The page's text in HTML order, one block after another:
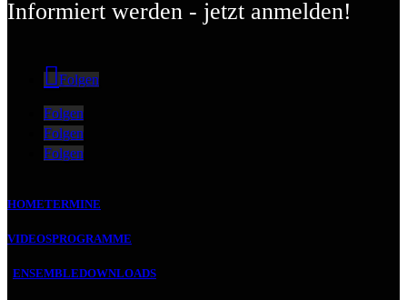
Informiert werden - jetzt anmelden!
Folgen
Folgen
Folgen
Folgen
HOMETERMINE
VIDEOSPROGRAMME
ENSEMBLEDOWNLOADS